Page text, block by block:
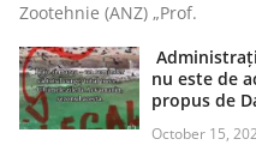
Zootehnie (ANZ) „Prof.
nu este de
propus de
October 15,